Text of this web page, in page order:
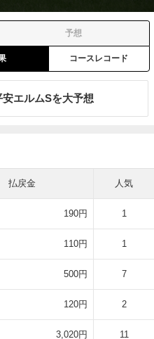
予想
コースレコード
エルムSを大予想
払戻金 人気
190円 1
110円 1
500円 7
120円 2
3,020円 11